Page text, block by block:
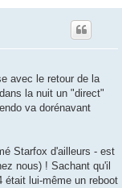
avec le retour de la
la nuit un "direct"
va dorénavant
Starfox d'ailleurs - est
nous) ! Sachant qu'il
était lui-même un reboot